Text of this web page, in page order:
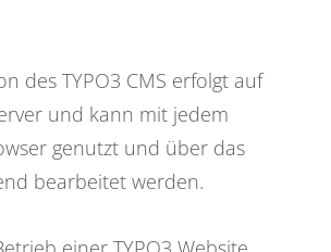
des TYPO3 CMS erfolgt auf
und kann mit jedem
genutzt und über das
bearbeitet werden.